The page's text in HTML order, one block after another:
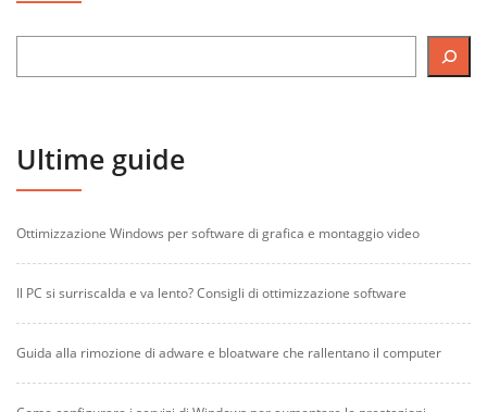
Ultime guide
Ottimizzazione Windows per software di grafica e montaggio video
Il PC si surriscalda e va lento? Consigli di ottimizzazione software
Guida alla rimozione di adware e bloatware che rallentano il computer